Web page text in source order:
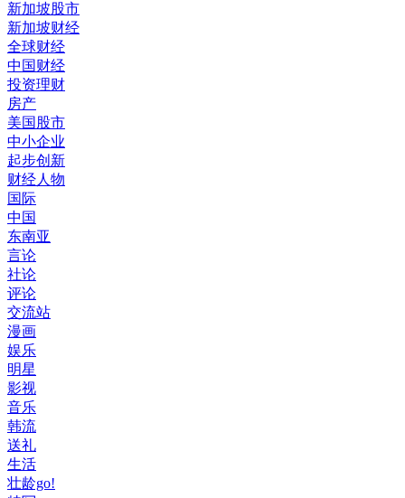
新加坡股市
新加坡财经
全球财经
中国财经
投资理财
房产
美国股市
中小企业
起步创新
财经人物
国际
中国
东南亚
言论
社论
评论
交流站
漫画
娱乐
明星
影视
音乐
韩流
送礼
生活
壮龄go!